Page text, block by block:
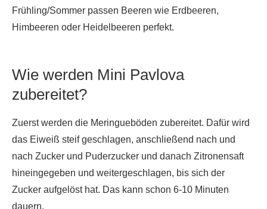
Frühling/Sommer passen Beeren wie Erdbeeren,
Himbeeren oder Heidelbeeren perfekt.
Wie werden Mini Pavlova
zubereitet?
Zuerst werden die Meringueböden zubereitet. Dafür wird
das Eiweiß steif geschlagen, anschließend nach und
nach Zucker und Puderzucker und danach Zitronensaft
hineingegeben und weitergeschlagen, bis sich der
Zucker aufgelöst hat. Das kann schon 6-10 Minuten
dauern.